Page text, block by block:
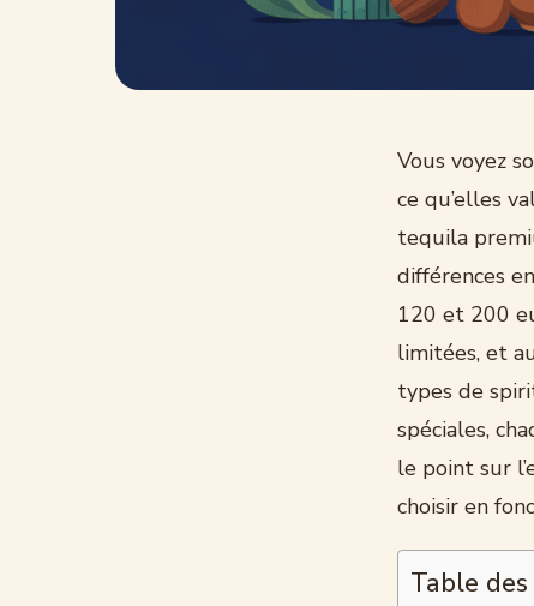
Vous voyez
ce qu’elles
tequila
différences
120 et 200
limitées, et
types de
spéciales,
le point sur
choisir en
Table